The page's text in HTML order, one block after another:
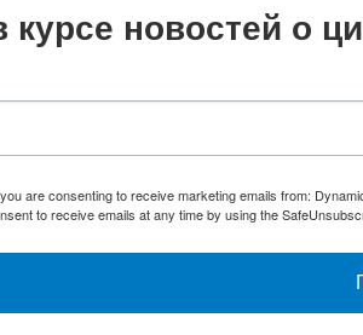
курсе новостей о
are consenting to receive marketing emails from:
to receive emails at any time by using the